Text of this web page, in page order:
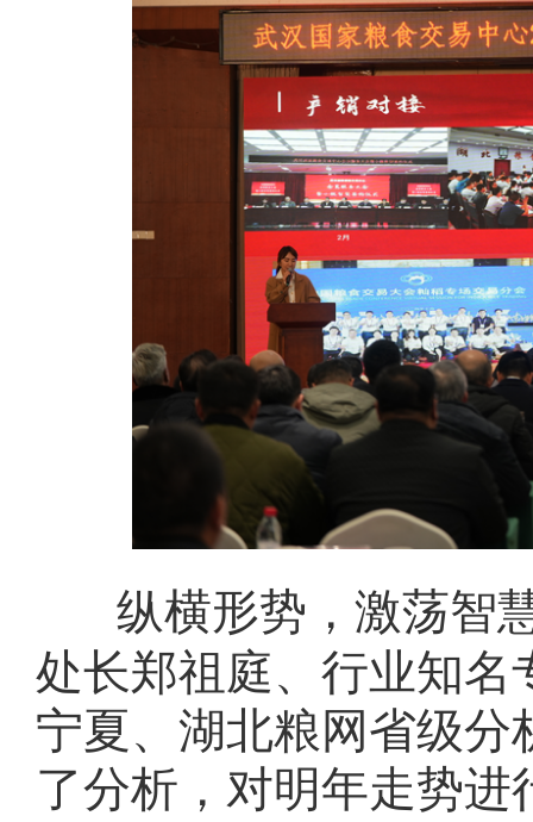
纵横形势，激荡智
处长郑祖庭、行业知名
宁夏、湖北粮网省级
了分析，对明年走势